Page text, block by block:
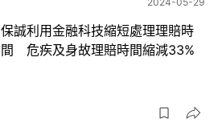
保誠利用金融科技縮短處理理賠時
間 危疾及身故理賠時間縮減33%